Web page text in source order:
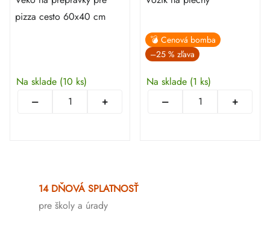
pizza cesto 60x40 cm
Na sklade (10 ks)
💣 Cenová bomba
–25 %
Na sklade (1 ks)
prvky
14 DŇOVÁ SPLATNOSŤ
pre školy a úrady